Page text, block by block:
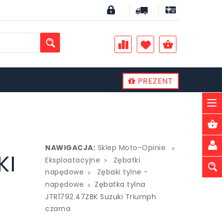
PLN
PREZENT
NAWIGACJA: Sklep Moto-Opinie
Eksploatacyjne
Zębatki
napędowe
Zębaki tylne -
napędowe
Zębatka tylna
JTR1792.47ZBK Suzuki Triumph
czarna